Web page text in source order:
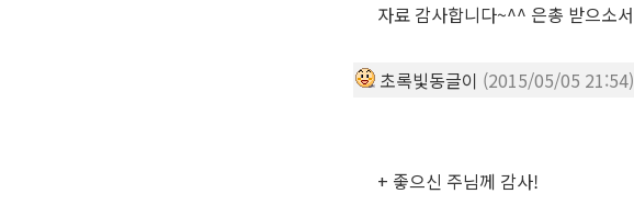
자료 감사합니다~^^ 은총 받으소서
초록빛동글이 (2015/05/05 21:54)
+ 좋으신 주님께 감사!